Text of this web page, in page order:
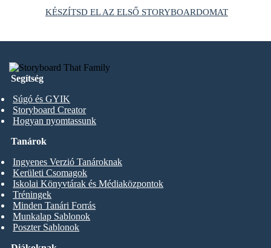
KÉSZÍTSD EL AZ ELSŐ STORYBOARDOMAT
Segítség
Súgó és GYIK
Storyboard Creator
Hogyan nyomtassunk
Tanárok
Ingyenes Verzió Tanároknak
Kerületi Csomagok
Iskolai Könyvtárak és Médiaközpontok
Tréningek
Minden Tanári Forrás
Munkalap Sablonok
Poszter Sablonok